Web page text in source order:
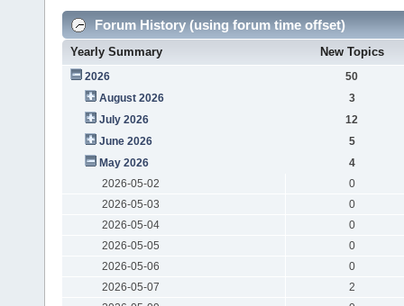
Forum History (using forum time offset)
Yearly Summary New Topics
2026
50
August 2026
3
July 2026
12
June 2026
5
May 2026
4
2026-05-02
0
2026-05-03
0
2026-05-04
0
2026-05-05
0
2026-05-06
0
2026-05-07
2